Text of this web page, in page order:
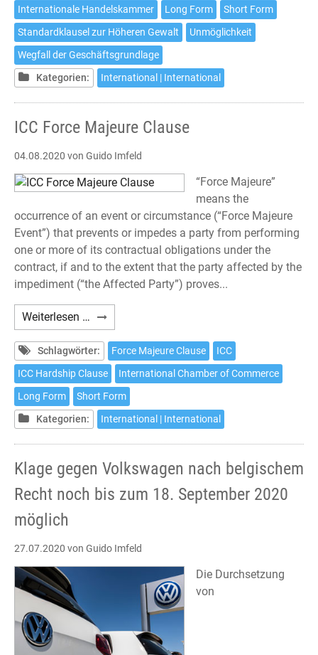
Hardship-
Klauseln
(März
2020)
Internationale Handelskammer
Long Form
Short Form
Standardklausel zur Höheren Gewalt
Unmöglichkeit
Wegfall der Geschäftsgrundlage
Kategorien:
International | International
ICC Force Majeure Clause
04.08.2020 von Guido Imfeld
“Force Majeure”
means the
occurrence of an event or circumstance (“Force Majeure
Event”) that prevents or impedes a party from performing
one or more of its contractual obligations under the
contract, if and to the extent that the party affected by the
impediment (“the Affected Party”) proves...
Weiterlesen … ICC
Force
Majeure
Clause
Schlagwörter: Force Majeure Clause
ICC
ICC Hardship Clause
International Chamber of Commerce
Long Form
Short Form
Kategorien:
International | International
Klage gegen Volkswagen nach belgischem
Recht noch bis zum 18. September 2020
möglich
27.07.2020 von Guido Imfeld
Die Durchsetzung
von